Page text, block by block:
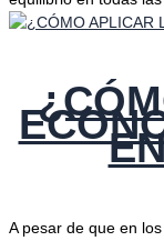
A pesar de que en